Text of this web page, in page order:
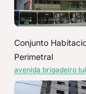
Conjunto
Perimetral
avenida brigadeiro